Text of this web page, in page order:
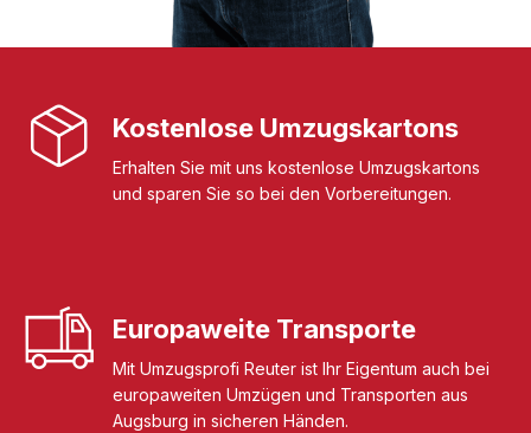
Kostenlose Umzugskartons
Erhalten Sie mit uns kostenlose Umzugskartons
und sparen Sie so bei den Vorbereitungen.
Europaweite Transporte
Mit Umzugsprofi Reuter ist Ihr Eigentum auch bei
europaweiten Umzügen und Transporten aus
Augsburg in sicheren Händen.